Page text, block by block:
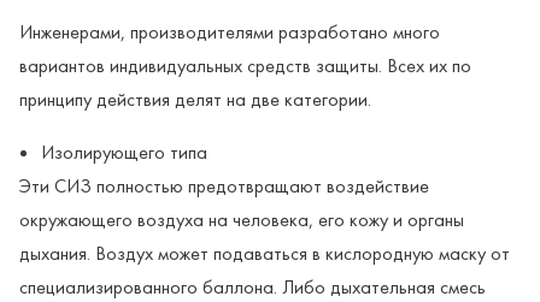
Инженерами, производителями разработано много
вариантов индивидуальных средств защиты. Всех их по
принципу действия делят на две категории.
Изолирующего типа
Эти СИЗ полностью предотвращают воздействие
окружающего воздуха на человека, его кожу и органы
дыхания. Воздух может подаваться в кислородную маску от
специализированного баллона. Либо дыхательная смесь